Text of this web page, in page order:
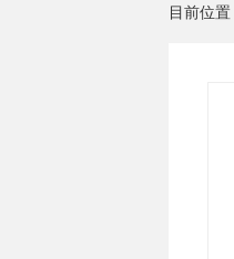
目前位置